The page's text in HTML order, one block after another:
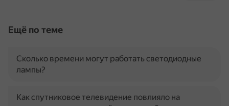
Ещё по теме
Сколько времени могут работать светодиодные
лампы?
Как спутниковое телевидение повлияло на